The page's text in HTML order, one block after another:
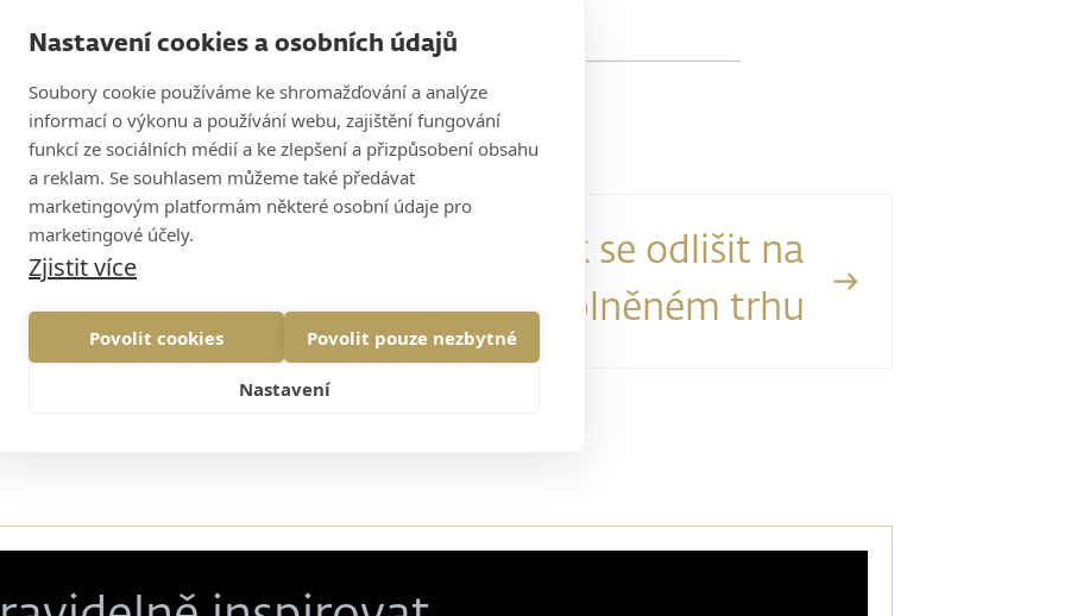
Nastavení cookies a osobních údajů
Soubory cookie používáme ke shromažďování a analýze
informací o výkonu a používání webu, zajištění fungování
funkcí ze sociálních médií a ke zlepšení a přizpůsobení obsahu
a reklam. Se souhlasem můžeme také předávat
marketingovým platformám některé osobní údaje pro
marketingové účely.
Zjistit více
Povolit cookies Povolit pouze nezbytné
Nastavení
teorie
Jak se odlišit na
přeplněném trhu